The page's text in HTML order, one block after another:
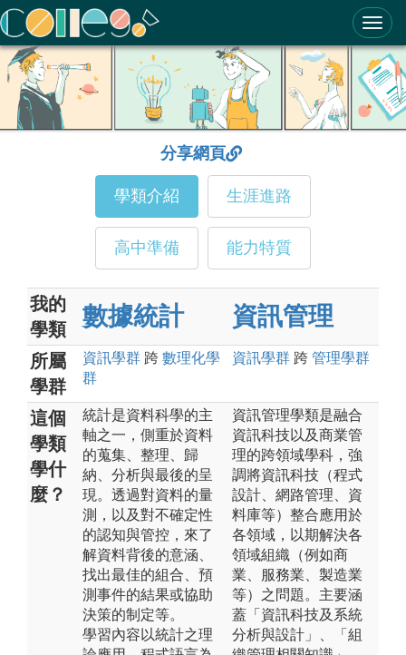
ColleGo! 大學選才與高中育才輔助系統
分享網頁
學類介紹 生涯進路
高中準備 能力特質
我的
學類
數據統計 資訊管理
所屬
學群
資訊學群 跨 數理化學
群
資訊學群 跨 管理學群
這個
學類
學什
麼？
統計是資料科學的主
軸之一，側重於資料
的蒐集、整理、歸
納、分析與最後的呈
現。透過對資料的量
測，以及對不確定性
的認知與管控，來了
解資料背後的意涵、
找出最佳的組合、預
測事件的結果或協助
決策的制定等。
學習內容以統計之理
資訊管理學類是融合
資訊科技以及商業管
理的跨領域學科，強
調將資訊科技（程式
設計、網路管理、資
料庫等）整合應用於
各領域，以期解決各
領域組織（例如商
業、服務業、製造業
等）之問題。主要涵
蓋「資訊科技及系統
分析與設計」、「組